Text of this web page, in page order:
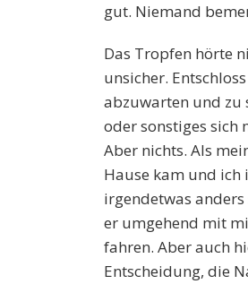
gut. Niemand
Das Tropfen hörte
unsicher.
abzuwarten und zu
oder sonstiges sich
Aber nichts. Als
Hause kam und ich
irgendetwas
er umgehend mit
fahren. Aber auch
Entscheidung, die